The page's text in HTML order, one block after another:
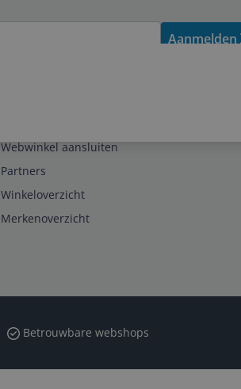
Aanmelden
Webwinkel aansluiten
Partners
Winkeloverzicht
Merkenoverzicht
Betrouwbare webshops